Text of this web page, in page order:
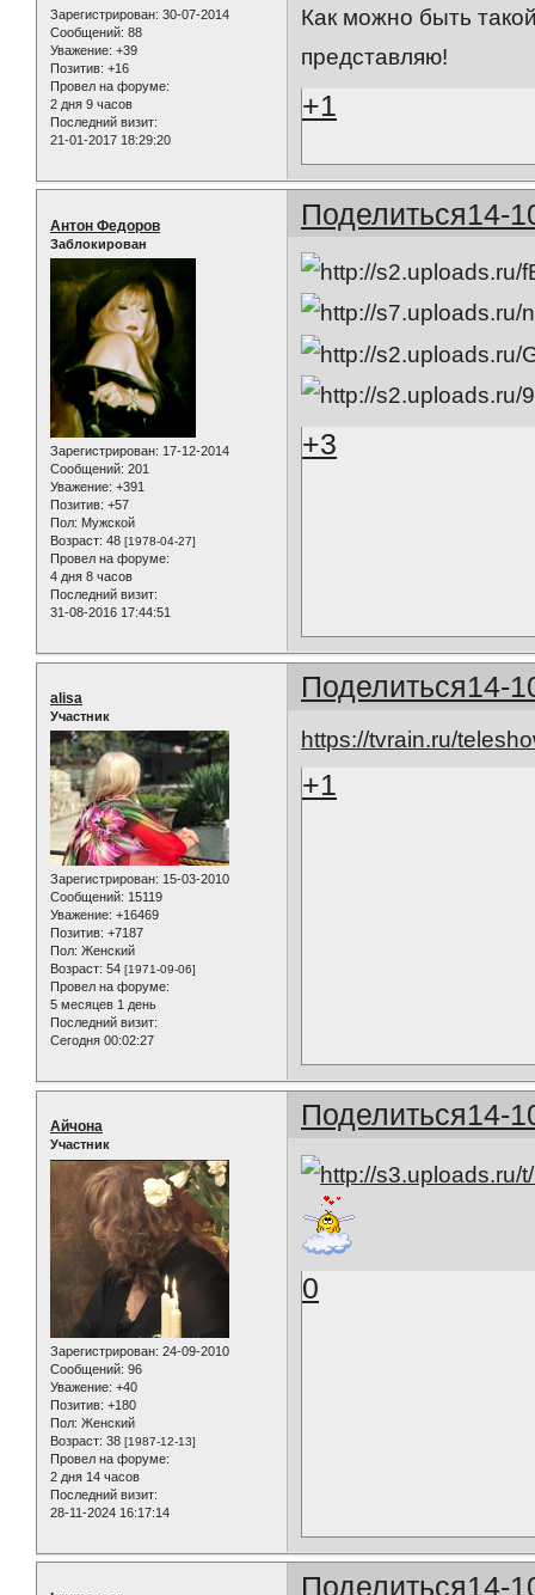
Зарегистрирован: 30-07-2014
Сообщений: 88
Уважение: +39
Позитив: +16
Провел на форуме:
2 дня 9 часов
Последний визит:
21-01-2017 18:29:20
Как можно быть
представляю!
+1
Поделиться14-
Антон Федоров
Заблокирован
Зарегистрирован: 17-12-2014
Сообщений: 201
Уважение: +391
Позитив: +57
Пол: Мужской
Возраст: 48 [1978-04-27]
Провел на форуме:
4 дня 8 часов
Последний визит:
31-08-2016 17:44:51
+3
Поделиться14-
alisa
Участник
Зарегистрирован: 15-03-2010
Сообщений: 15119
Уважение: +16469
Позитив: +7187
Пол: Женский
Возраст: 54 [1971-09-06]
Провел на форуме:
5 месяцев 1 день
Последний визит:
Сегодня 00:02:27
https://tvrain.ru/
+1
Поделиться14-
Айчона
Участник
Зарегистрирован: 24-09-2010
Сообщений: 96
Уважение: +40
Позитив: +180
Пол: Женский
Возраст: 38 [1987-12-13]
Провел на форуме:
2 дня 14 часов
Последний визит:
28-11-2024 16:17:14
0
Поделиться14-